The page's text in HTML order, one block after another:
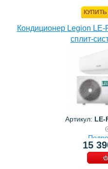
КУПИТЬ
Кондиционер Legion LE-
сплит-
Артикул: LE-
15